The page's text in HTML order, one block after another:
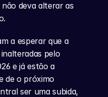
deva alterar as
a esperar que a
pelo
e já estão a
de o próximo
ser uma subida,